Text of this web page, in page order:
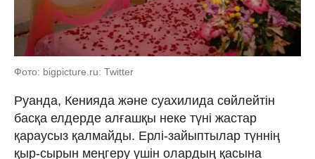
Фото: bigpicture.ru: Twitter
Руанда, Кенияда және суахилида сөйлейтін
басқа елдерде алғашқы неке түні жастар
қараусыз қалмайды. Ерлі-зайыптылар түннің
қыр-сырын меңгеру үшін олардың қасына